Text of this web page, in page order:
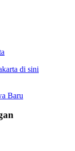
di sini
Baru